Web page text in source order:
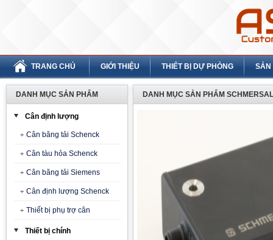
TRANG CHỦ GIỚI THIỆU THIẾT BỊ DỰ PHÒNG SẢN
DANH MỤC SẢN PHẨM
Cân định lượng
Cân băng tải Schenck
Cân tàu hỏa Schenck
Cân băng tải Siemens
Cân định lượng Schenck
Thiết bị phụ trợ cân
Thiết bị chính
DANH MỤC SẢN PHẨM